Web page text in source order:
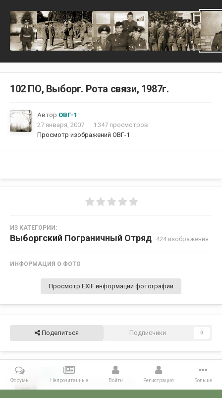
102 ПО, Выборг. Рота связи, 1987г.
Автор ОВГ-1
27 января, 2007
1 347 просмотров
Просмотр изображений ОВГ-1
ИЗ КАТЕГОРИИ:
Выборгский Пограничный Отряд · 424 изображения
ИНФОРМАЦИЯ О ФОТО
Просмотр EXIF информации фотографии
Поделиться Подписчики 0
6
Опубликовано 28 января, 2007
Форумы Непрочитанные Войти Регистрация Больше